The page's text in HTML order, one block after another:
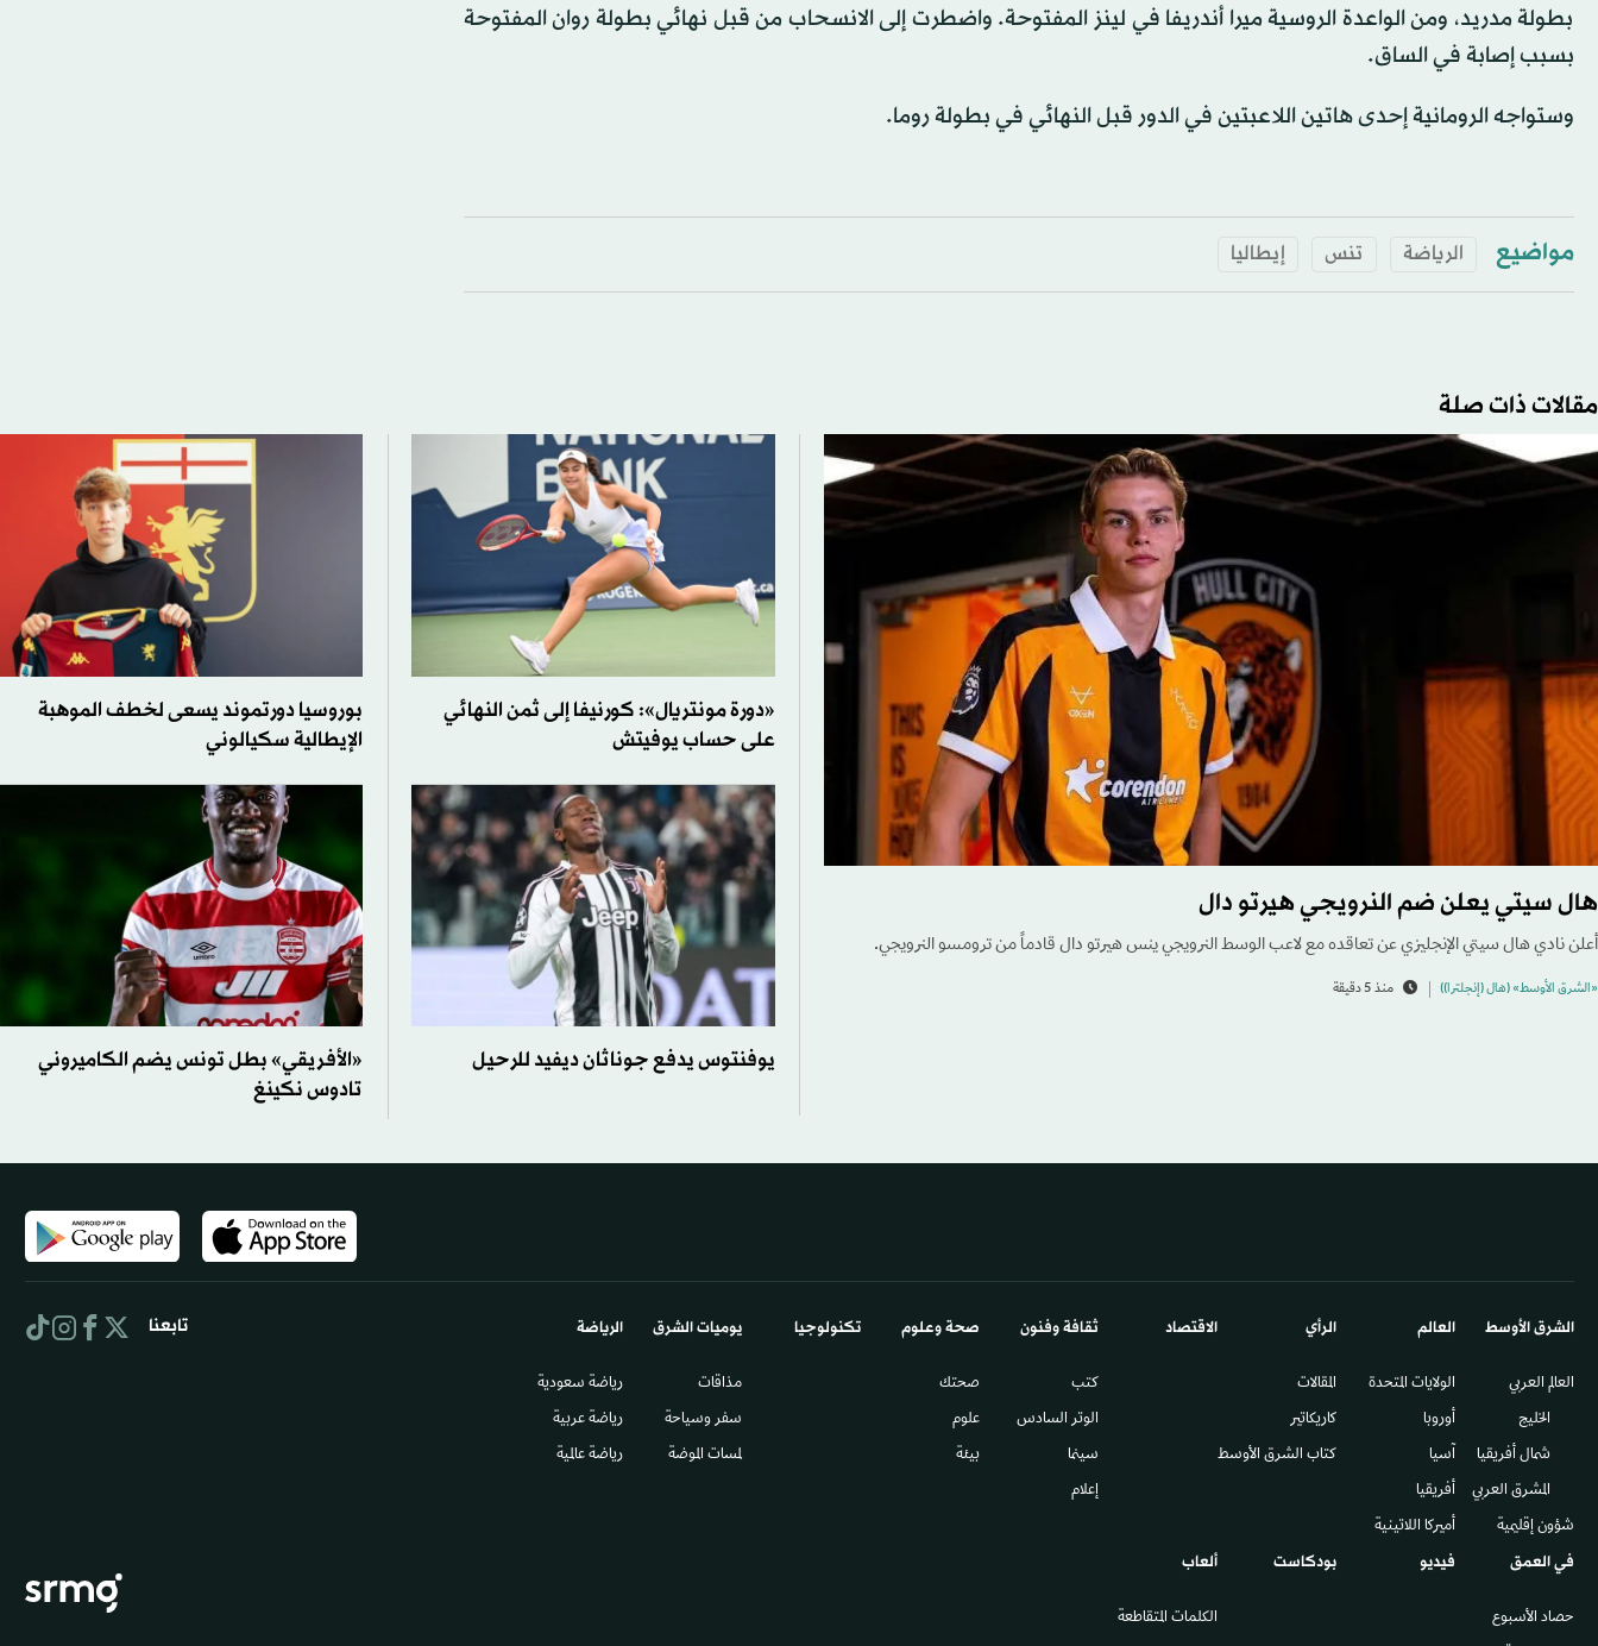
بطولة مدريد، ومن الواعدة الروسية ميرا أندريفا في لينز المفتوحة. واضطرت إلى الانسحاب من قبل نهائي بطولة روان المفتوحة
بسبب إصابة في الساق.
وستواجه الرومانية إحدى هاتين اللاعبتين في الدور قبل النهائي في بطولة روما.
مواضيع الرياضة تنس إيطاليا
مقالات ذات صلة
هال سيتي يعلن ضم النرويجي هيرتو دال
أعلن نادي هال سيتي الإنجليزي عن تعاقده مع لاعب الوسط النرويجي ينس هيرتو دال قادماً من ترومسو النرويجي.
«الشرق الأوسط» (هال (إنجلترا)) منذ 5 دقيقة
«دورة مونتريال»: كورنيفا إلى ثمن النهائي
على حساب يوفيتش
بوروسيا دورتموند يسعى لخطف الموهبة
الإيطالية سكيالوني
يوفنتوس يدفع جوناثان ديفيد للرحيل
«الأفريقي» بطل تونس يضم الكاميروني
تادوس نكينغ
الشرق الأوسط​
العالم العربي
الخليج
شمال أفريقيا
المشرق العربي
شؤون إقليمية
العالم
الولايات المتحدة
أوروبا
آسيا
أفريقيا
أميركا اللاتينية
الرأي
المقالات
كاريكاتير
كتاب الشرق الأوسط
الاقتصاد ثقافة وفنون
كتب
الوتر السادس​
سينما
إعلام
صحة وعلوم
صحتك
علوم
بيئة
تكنولوجيا يوميات الشرق​
مذاقات
سفر وسياحة
لمسات الموضة
الرياضة
رياضة سعودية
رياضة عربية
رياضة عالمية
في العمق
حصاد الأسبوع
فيديو بودكاست ألعاب
الكلمات المتقاطعة
تابعنا